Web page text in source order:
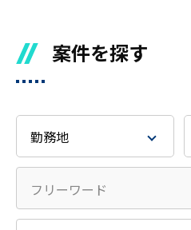
案件を探す
勤務地